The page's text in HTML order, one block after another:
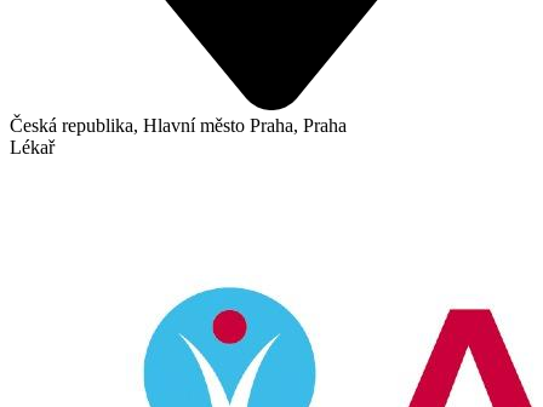
Česká republika, Hlavní město Praha, Praha
Lékař